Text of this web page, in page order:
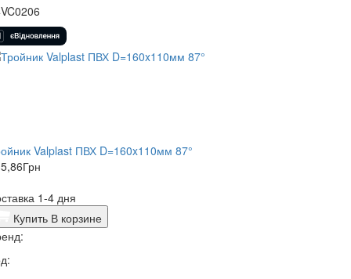
Valplast ПВХ D=160x110мм 87°
Грн
1-4 дня
Купить В корзине